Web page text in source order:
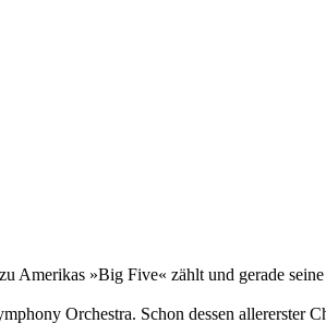
Amerikas »Big Five« zählt und gerade
Orchestra. Schon dessen